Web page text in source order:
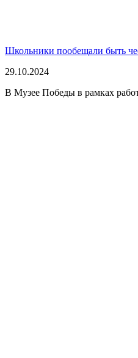
Школьники пообещали быть
29.10.2024
В Музее Победы в рамках